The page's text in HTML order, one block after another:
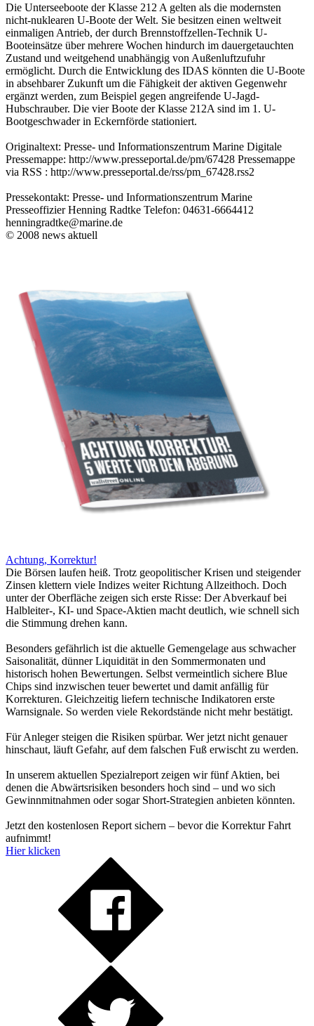
Die Unterseeboote der Klasse 212 A gelten als die modernsten
nicht-nuklearen U-Boote der Welt. Sie besitzen einen weltweit
einmaligen Antrieb, der durch Brennstoffzellen-Technik U-
Booteinsätze über mehrere Wochen hindurch im dauergetauchten
Zustand und weitgehend unabhängig von Außenluftzufuhr
ermöglicht. Durch die Entwicklung des IDAS könnten die U-Boote
in absehbarer Zukunft um die Fähigkeit der aktiven Gegenwehr
ergänzt werden, zum Beispiel gegen angreifende U-Jagd-
Hubschrauber. Die vier Boote der Klasse 212A sind im 1. U-
Bootgeschwader in Eckernförde stationiert.
Originaltext: Presse- und Informationszentrum Marine Digitale
Pressemappe: http://www.presseportal.de/pm/67428 Pressemappe
via RSS : http://www.presseportal.de/rss/pm_67428.rss2
Pressekontakt: Presse- und Informationszentrum Marine
Presseoffizier Henning Radtke Telefon: 04631-6664412
henningradtke@marine.de
© 2008 news aktuell
Achtung, Korrektur!
Die Börsen laufen heiß. Trotz geopolitischer Krisen und steigender
Zinsen klettern viele Indizes weiter Richtung Allzeithoch. Doch
unter der Oberfläche zeigen sich erste Risse: Der Abverkauf bei
Halbleiter-, KI- und Space-Aktien macht deutlich, wie schnell sich
die Stimmung drehen kann.
Besonders gefährlich ist die aktuelle Gemengelage aus schwacher
Saisonalität, dünner Liquidität in den Sommermonaten und
historisch hohen Bewertungen. Selbst vermeintlich sichere Blue
Chips sind inzwischen teuer bewertet und damit anfällig für
Korrekturen. Gleichzeitig liefern technische Indikatoren erste
Warnsignale. So werden viele Rekordstände nicht mehr bestätigt.
Für Anleger steigen die Risiken spürbar. Wer jetzt nicht genauer
hinschaut, läuft Gefahr, auf dem falschen Fuß erwischt zu werden.
In unserem aktuellen Spezialreport zeigen wir fünf Aktien, bei
denen die Abwärtsrisiken besonders hoch sind – und wo sich
Gewinnmitnahmen oder sogar Short-Strategien anbieten könnten.
Jetzt den kostenlosen Report sichern – bevor die Korrektur Fahrt
aufnimmt!
Hier klicken